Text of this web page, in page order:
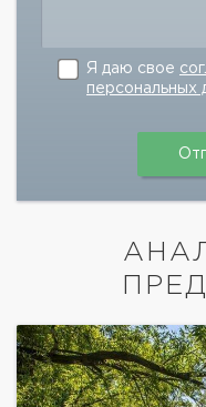
Я даю свое
персональных